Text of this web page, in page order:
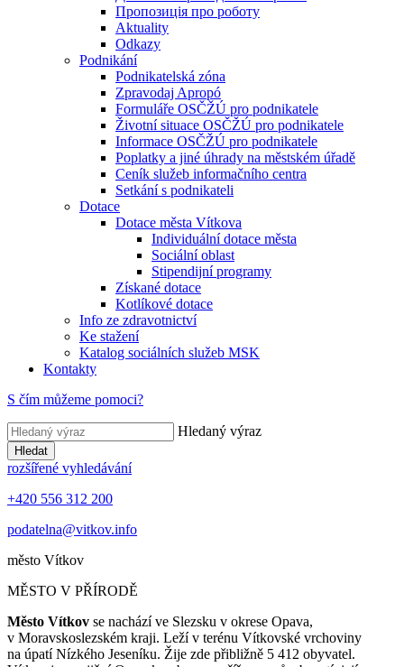
Пропозиція про роботу
Aktuality
Odkazy
Podnikání
Podnikatelská zóna
Zpravodaj Apropó
Formuláře OSČŽÚ pro podnikatele
Životní situace OSČŽÚ pro podnikatele
Informace OSČŽÚ pro podnikatele
Poplatky a jiné úhrady na městském úřadě
Ceník služeb informačního centra
Setkání s podnikateli
Dotace
Dotace města Vítkova
Individuální dotace města
Sociální oblast
Stipendijní programy
Získané dotace
Kotlíkové dotace
Info ze zdravotnictví
Ke stažení
Katalog sociálních služeb MSK
Kontakty
S čím můžeme pomoci?
Hledaný výraz
Hledat
rozšířené vyhledávání
+420 556 312 200
podatelna@vitkov.info
město Vítkov
MĚSTO V PŘÍRODĚ
Město Vítkov se nachází ve Slezsku v okrese Opava,
v Moravskoslezském kraji. Leží v terénu Vítkovské vrchoviny
na úpatí Nízkého Jeseníku. Žije zde přibližně 5 412 obyvatel.